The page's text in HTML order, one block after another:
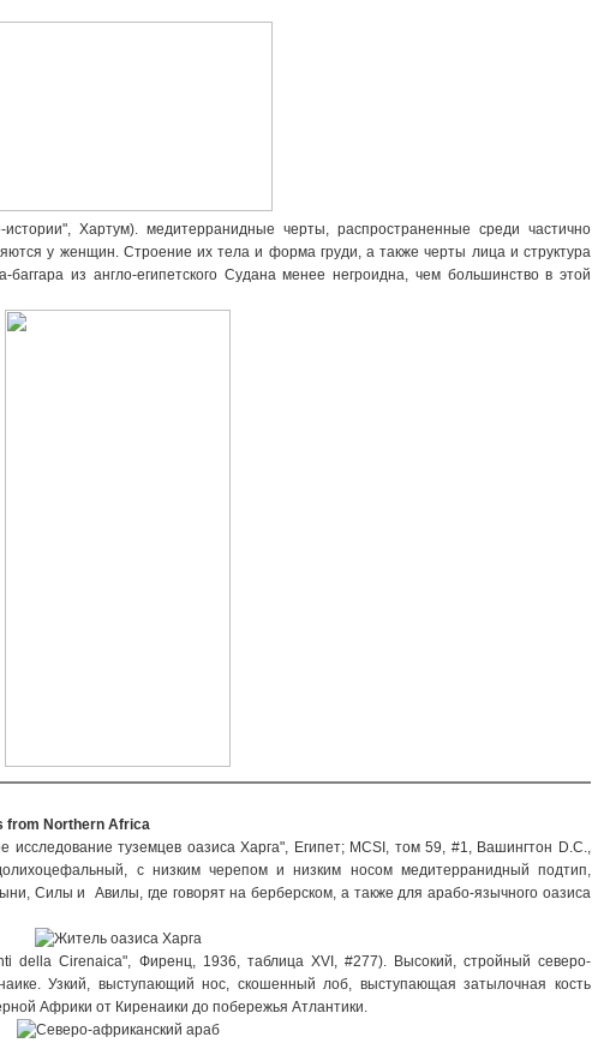
Хартум). медитерранидные черты, распространенные среди частично
у женщин. Строение их тела и форма груди, а также черты лица и структура
из англо-египетского Судана менее негроидна, чем большинство в этой
from Northern Africa
исследование туземцев оазиса Харга", Египет; MCSI, том 59, #1, Вашингтон D.C.,
с низким черепом и низким носом медитерранидный подтип,
Силы и Авилы, где говорят на берберском, а также для арабо-язычного оазиса
della Cirenaica", Фиренц, 1936, таблица XVI, #277). Высокий, стройный северо-
Узкий, выступающий нос, скошенный лоб, выступающая затылочная кость
Африки от Киренаики до побережья Атлантики.